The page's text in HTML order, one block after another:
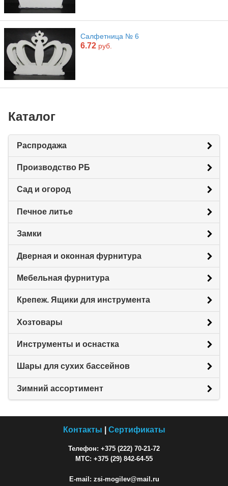
Салфетница № 6
6.72 руб.
Каталог
Распродажа
Производство РБ
Сад и огород
Печное литье
Замки
Дверная и оконная фурнитура
Мебельная фурнитура
Крепеж. Ящики для инструмента
Хозтовары
Инструменты и оснастка
Шары для сухих бассейнов
Зимний ассортимент
Контакты Сертификаты
Телефон: +375 (222) 70-21-72
МТС: +375 (29) 842-64-55
E-mail: zsi-mogilev@mail.ru